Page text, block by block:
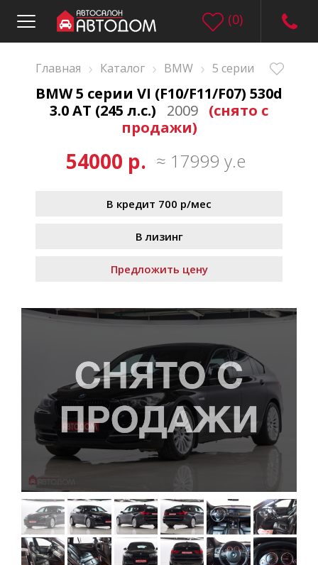
(0)
Главная › Каталог › BMW › 5 серии
BMW 5 серии VI (F10/F11/F07) 530d
3.0 AT (245 л.с.)
2009 (снято с
продажи)
54000 р. ≈ 17999 у.е
В кредит 700 р/мес
В лизинг
Предложить цену